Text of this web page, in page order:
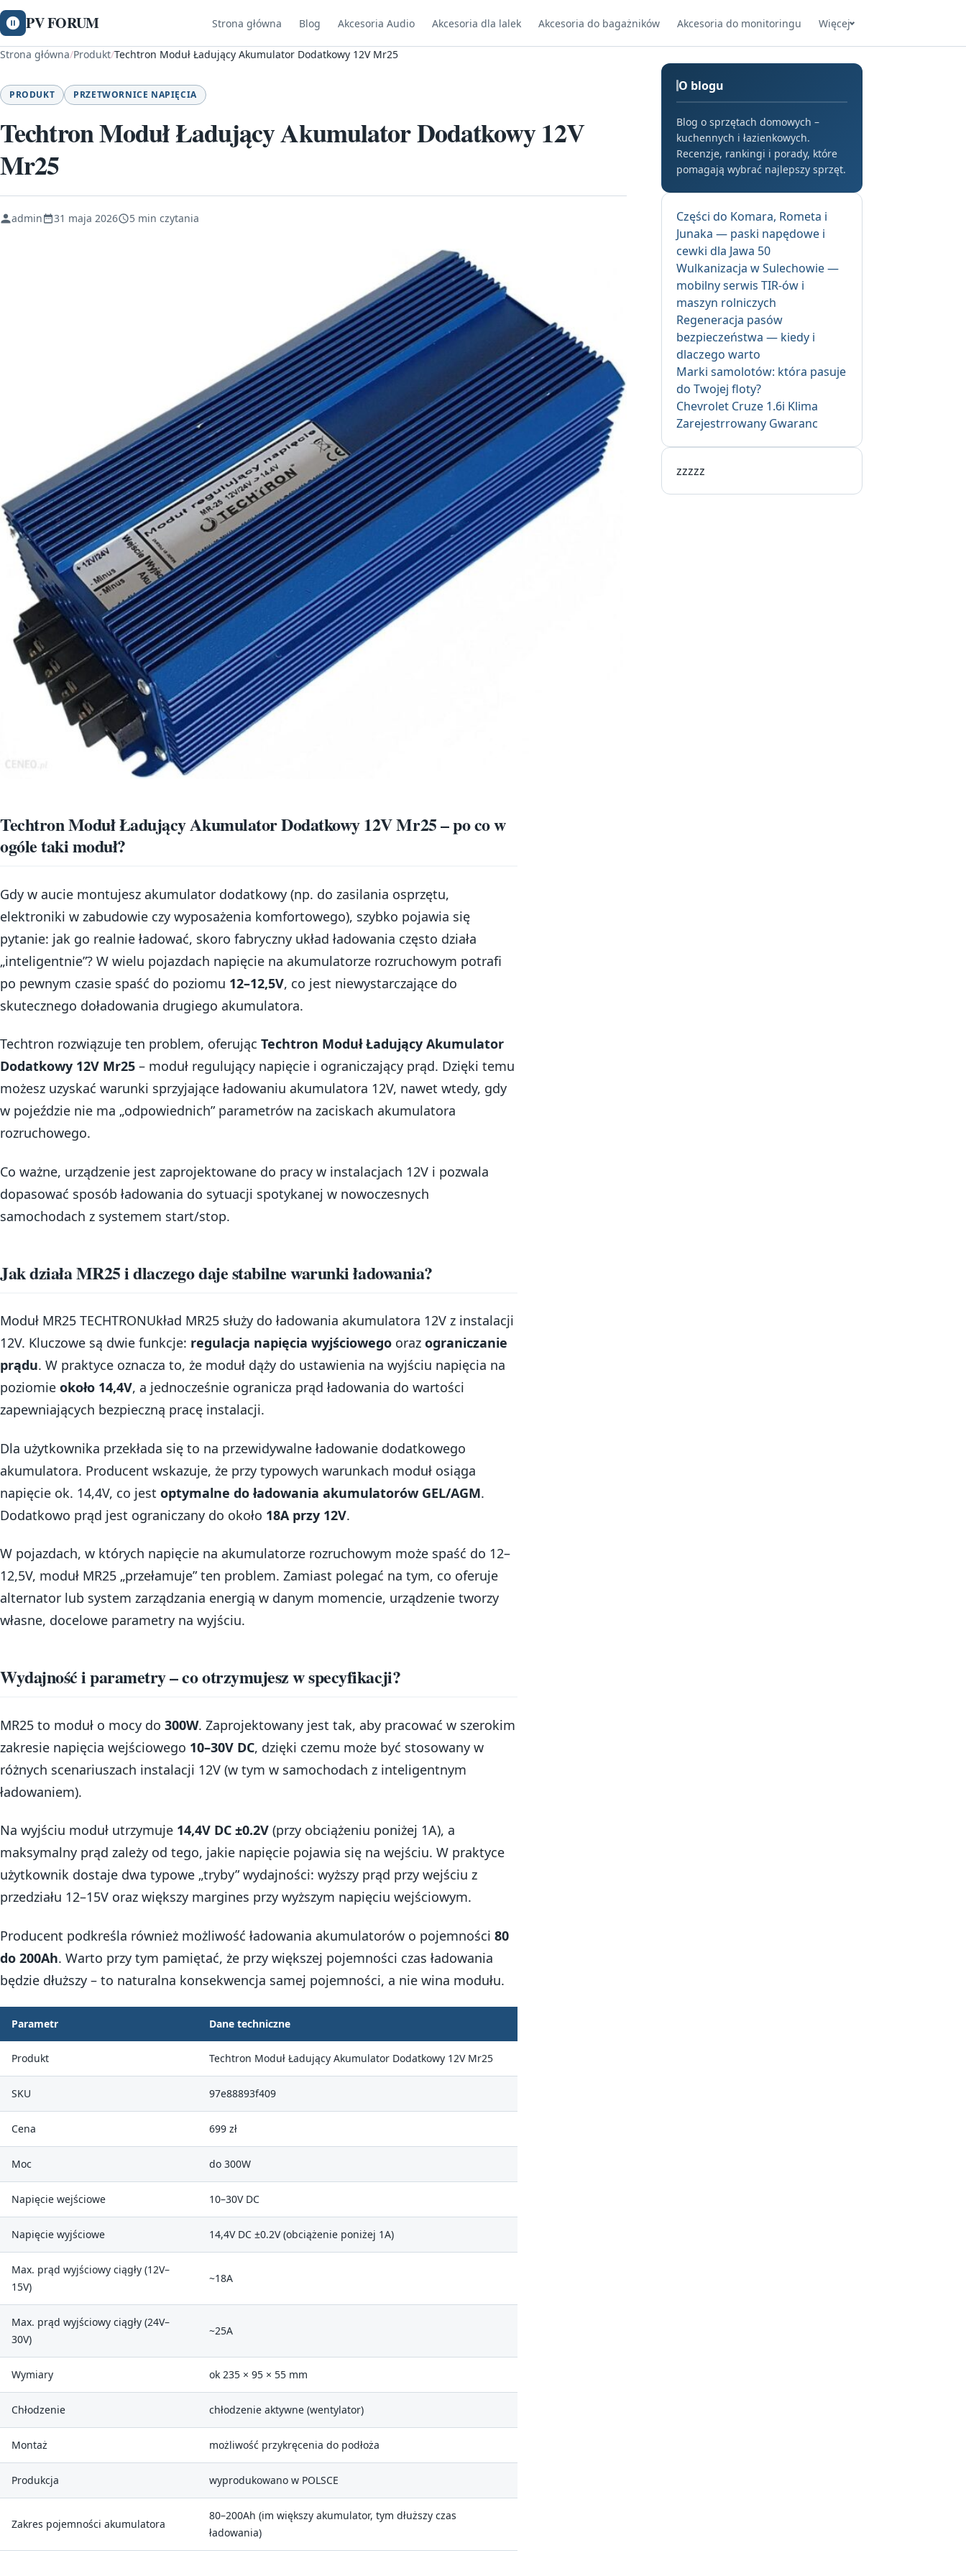
PV FORUM Strona główna Blog Akcesoria Audio Akcesoria dla lalek Akcesoria do bagażników Akcesoria do monitoringu Więcej
Strona główna/Produkt/Techtron Moduł Ładujący Akumulator Dodatkowy 12V Mr25
PRODUKT PRZETWORNICE NAPIĘCIA
Techtron Moduł Ładujący Akumulator Dodatkowy 12V
Mr25
admin 31 maja 2026 5 min czytania
Techtron Moduł Ładujący Akumulator Dodatkowy 12V Mr25 – po co w
ogóle taki moduł?
Gdy w aucie montujesz akumulator dodatkowy (np. do zasilania osprzętu,
elektroniki w zabudowie czy wyposażenia komfortowego), szybko pojawia się
pytanie: jak go realnie ładować, skoro fabryczny układ ładowania często działa
„inteligentnie”? W wielu pojazdach napięcie na akumulatorze rozruchowym potrafi
po pewnym czasie spaść do poziomu 12–12,5V, co jest niewystarczające do
skutecznego doładowania drugiego akumulatora.
Techtron rozwiązuje ten problem, oferując Techtron Moduł Ładujący Akumulator
Dodatkowy 12V Mr25 – moduł regulujący napięcie i ograniczający prąd. Dzięki temu
możesz uzyskać warunki sprzyjające ładowaniu akumulatora 12V, nawet wtedy, gdy
w pojeździe nie ma „odpowiednich” parametrów na zaciskach akumulatora
rozruchowego.
Co ważne, urządzenie jest zaprojektowane do pracy w instalacjach 12V i pozwala
dopasować sposób ładowania do sytuacji spotykanej w nowoczesnych
samochodach z systemem start/stop.
Jak działa MR25 i dlaczego daje stabilne warunki ładowania?
Moduł MR25 TECHTRONUkład MR25 służy do ładowania akumulatora 12V z instalacji
12V. Kluczowe są dwie funkcje: regulacja napięcia wyjściowego oraz ograniczanie
prądu. W praktyce oznacza to, że moduł dąży do ustawienia na wyjściu napięcia na
poziomie około 14,4V, a jednocześnie ogranicza prąd ładowania do wartości
zapewniających bezpieczną pracę instalacji.
Dla użytkownika przekłada się to na przewidywalne ładowanie dodatkowego
akumulatora. Producent wskazuje, że przy typowych warunkach moduł osiąga
napięcie ok. 14,4V, co jest optymalne do ładowania akumulatorów GEL/AGM.
Dodatkowo prąd jest ograniczany do około 18A przy 12V.
W pojazdach, w których napięcie na akumulatorze rozruchowym może spaść do 12–
12,5V, moduł MR25 „przełamuje” ten problem. Zamiast polegać na tym, co oferuje
alternator lub system zarządzania energią w danym momencie, urządzenie tworzy
własne, docelowe parametry na wyjściu.
Wydajność i parametry – co otrzymujesz w specyfikacji?
MR25 to moduł o mocy do 300W. Zaprojektowany jest tak, aby pracować w szerokim
zakresie napięcia wejściowego 10–30V DC, dzięki czemu może być stosowany w
różnych scenariuszach instalacji 12V (w tym w samochodach z inteligentnym
ładowaniem).
Na wyjściu moduł utrzymuje 14,4V DC ±0.2V (przy obciążeniu poniżej 1A), a
maksymalny prąd zależy od tego, jakie napięcie pojawia się na wejściu. W praktyce
użytkownik dostaje dwa typowe „tryby” wydajności: wyższy prąd przy wejściu z
przedziału 12–15V oraz większy margines przy wyższym napięciu wejściowym.
Producent podkreśla również możliwość ładowania akumulatorów o pojemności 80
do 200Ah. Warto przy tym pamiętać, że przy większej pojemności czas ładowania
będzie dłuższy – to naturalna konsekwencja samej pojemności, a nie wina modułu.
Parametr Dane techniczne
Produkt Techtron Moduł Ładujący Akumulator Dodatkowy 12V Mr25
SKU 97e88893f409
Cena 699 zł
Moc do 300W
Napięcie wejściowe 10–30V DC
Napięcie wyjściowe 14,4V DC ±0.2V (obciążenie poniżej 1A)
Max. prąd wyjściowy ciągły (12V–
15V)
~18A
Max. prąd wyjściowy ciągły (24V–
30V)
~25A
Wymiary ok 235 × 95 × 55 mm
Chłodzenie chłodzenie aktywne (wentylator)
Montaż możliwość przykręcenia do podłoża
Produkcja wyprodukowano w POLSCE
Zakres pojemności akumulatora
80–200Ah (im większy akumulator, tym dłuższy czas
ładowania)
O blogu
Blog o sprzętach domowych –
kuchennych i łazienkowych.
Recenzje, rankingi i porady, które
pomagają wybrać najlepszy sprzęt.
Części do Komara, Rometa i
Junaka — paski napędowe i
cewki dla Jawa 50
Wulkanizacja w Sulechowie —
mobilny serwis TIR-ów i
maszyn rolniczych
Regeneracja pasów
bezpieczeństwa — kiedy i
dlaczego warto
Marki samolotów: która pasuje
do Twojej floty?
Chevrolet Cruze 1.6i Klima
Zarejestrrowany Gwaranc
zzzzz